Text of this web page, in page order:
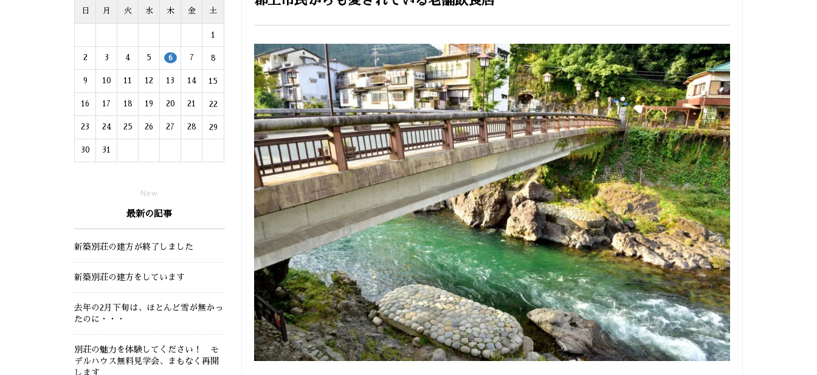
日 月 火 水 木 金 土
1
2 3 4 5 6 7 8
9 10 11 12 13 14 15
16 17 18 19 20 21 22
23 24 25 26 27 28 29
30 31
New
最新の記事
新築別荘の建方が終了しました
新築別荘の建方をしています
去年の2月下旬は、ほとんど雪が無かっ
たのに・・・
別荘の魅力を体験してください！ モ
デルハウス無料見学会、まもなく再開
します